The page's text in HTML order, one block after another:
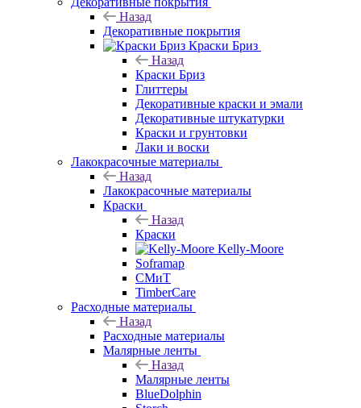
Назад
Декоративные покрытия
Краски Бриз
Назад
Краски Бриз
Глиттеры
Декоративные краски и эмали
Декоративные штукатурки
Краски и грунтовки
Лаки и воски
Лакокрасочные материалы
Назад
Лакокрасочные материалы
Краски
Назад
Краски
Kelly-Moore
Soframap
СМиТ
TimberCare
Расходные материалы
Назад
Расходные материалы
Малярные ленты
Назад
Малярные ленты
BlueDolphin